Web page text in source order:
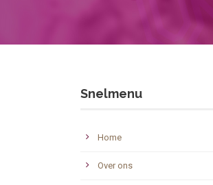
Snelmenu
Home
Over ons